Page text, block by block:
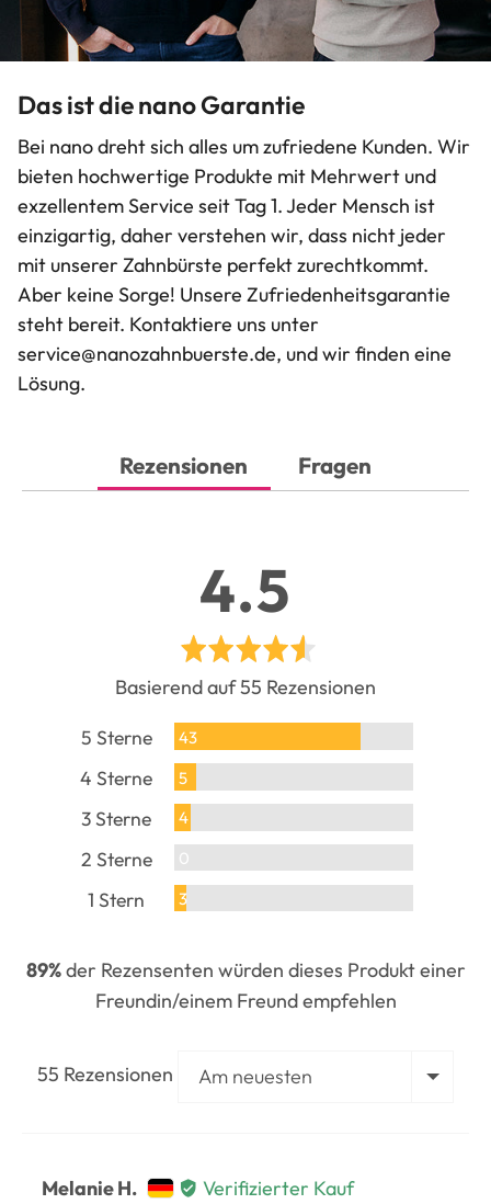
Das ist die nano Garantie
Bei nano dreht sich alles um zufriedene Kunden. Wir
bieten hochwertige Produkte mit Mehrwert und
exzellentem Service seit Tag 1. Jeder Mensch ist
einzigartig, daher verstehen wir, dass nicht jeder
mit unserer Zahnbürste perfekt zurechtkommt.
Aber keine Sorge! Unsere Zufriedenheitsgarantie
steht bereit. Kontaktiere uns unter
service@nanozahnbuerste.de, und wir finden eine
Lösung.
Rezensionen Fragen
4.5
of
5
Basierend auf 55 Rezensionen
5 Sterne
43Rezensionen
4 Sterne 5Rezensionen
3 Sterne 4Rezensionen
2 Sterne 0Rezensionen
1 Stern 3Rezensionen
89%der Rezensenten würden dieses Produkt einer
Freundin/einem Freund empfehlen
55 Rezensionen Sortieren nach
Melanie H.
Bewertet
Verifizierter Kauf